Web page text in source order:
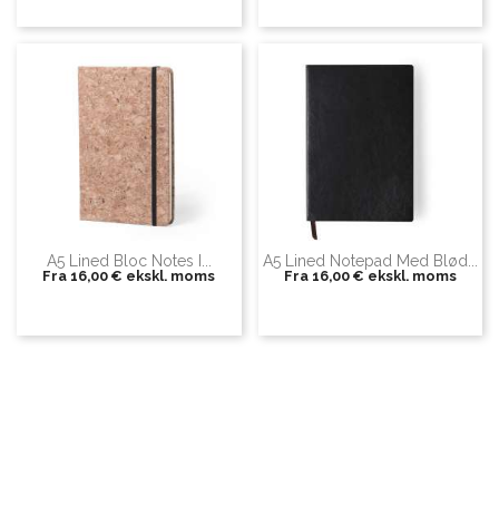
A5 Lined Bloc Notes I...
Fra 16,00 € ekskl. moms
A5 Lined Notepad Med Blød...
Fra 16,00 €ekskl. moms